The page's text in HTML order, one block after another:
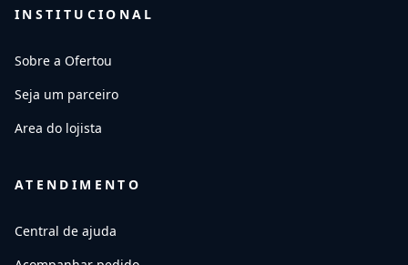
INSTITUCIONAL
Sobre a Ofertou
Seja um parceiro
Area do lojista
ATENDIMENTO
Central de ajuda